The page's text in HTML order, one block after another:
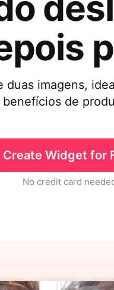
imagens,
benefícios de
Create Widget for
No credit card